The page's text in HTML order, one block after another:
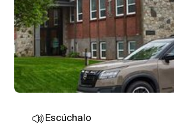
Escúchalo